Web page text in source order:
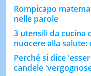
Rompicapo
nelle parole
3 utensili da cucina
nuocere alla
Perché si dice
candele